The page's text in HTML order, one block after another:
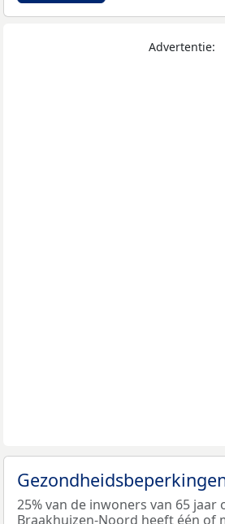
Advertentie:
25% van de inwoners van 65
Braakhuizen-Noord heeft één of